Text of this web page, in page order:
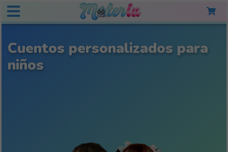
Cuentos personalizados para
niños